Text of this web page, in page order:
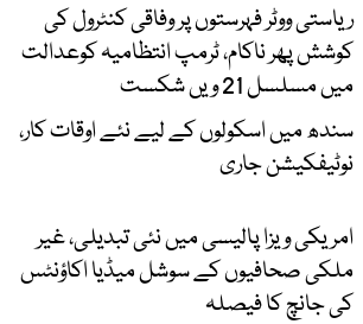
ریاستی ووٹر فہرستوں پر وفاقی کنٹرول کی
کوشش پھر ناکام، ٹرمپ انتظامیہ کوعدالت
میں مسلسل 21 ویں شکست
سندھ میں اسکولوں کے لیے نئے اوقات کار،
نوٹیفکیشن جاری
امریکی ویزا پالیسی میں نئی تبدیلی، غیر
ملکی صحافیوں کے سوشل میڈیا اکاؤنٹس
کی جانچ کا فیصلہ